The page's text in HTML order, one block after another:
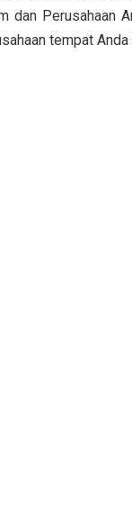
Perusahaan
tempat Anda